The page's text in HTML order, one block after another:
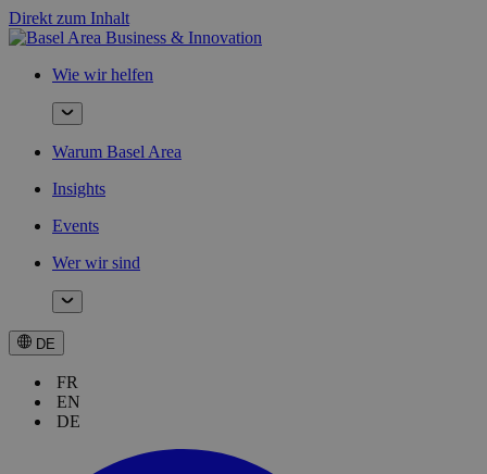
Direkt zum Inhalt
Wie wir helfen
Warum Basel Area
Insights
Events
Wer wir sind
DE
FR
EN
DE